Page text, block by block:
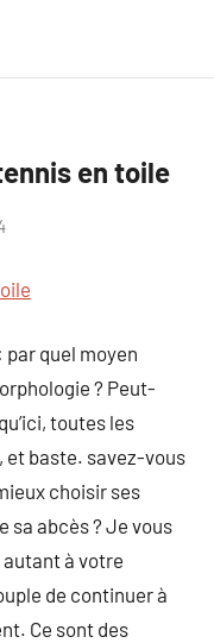
en toile
par quel moyen
? Peut-
toutes les
et baste. savez-vous
choisir ses
sa abcès ? Je vous
à votre
de continuer à
Ce sont des